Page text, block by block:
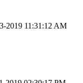
2019 11:31:12 AM